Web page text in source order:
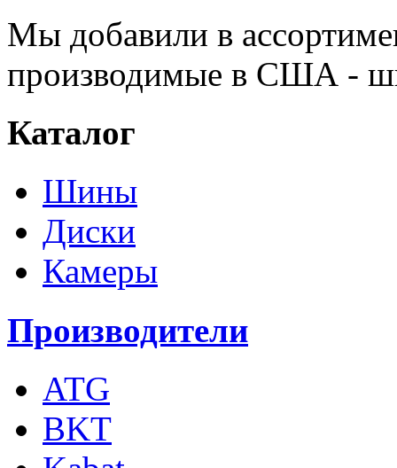
Мы добавили в
производимые в США -
Каталог
Шины
Диски
Камеры
Производители
ATG
BKT